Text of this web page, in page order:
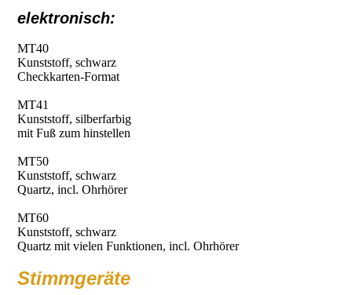
elektronisch:
MT40
Kunststoff, schwarz
Checkkarten-Format
MT41
Kunststoff, silberfarbig
mit Fuß zum hinstellen
MT50
Kunststoff, schwarz
Quartz, incl. Ohrhörer
MT60
Kunststoff, schwarz
Quartz mit vielen Funktionen, incl. Ohrhörer
Stimmgeräte